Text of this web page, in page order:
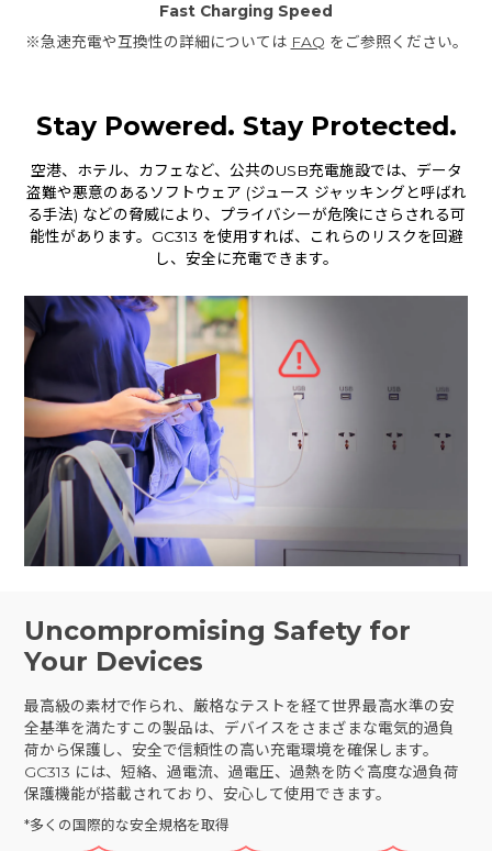
Fast Charging Speed
※急速充電や互換性の詳細については FAQ をご参照ください。
Stay Powered. Stay Protected.
空港、ホテル、カフェなど、公共のUSB充電施設では、データ
盗難や悪意のあるソフトウェア (ジュース ジャッキングと呼ばれ
る手法) などの脅威により、プライバシーが危険にさらされる可
能性があります。GC313 を使用すれば、これらのリスクを回避
し、安全に充電できます。
Uncompromising Safety for
Your Devices
最高級の素材で作られ、厳格なテストを経て世界最高水準の安
全基準を満たすこの製品は、デバイスをさまざまな電気的過負
荷から保護し、安全で信頼性の高い充電環境を確保します。
GC313 には、短絡、過電流、過電圧、過熱を防ぐ高度な過負荷
保護機能が搭載されており、安心して使用できます。
*多くの国際的な安全規格を取得